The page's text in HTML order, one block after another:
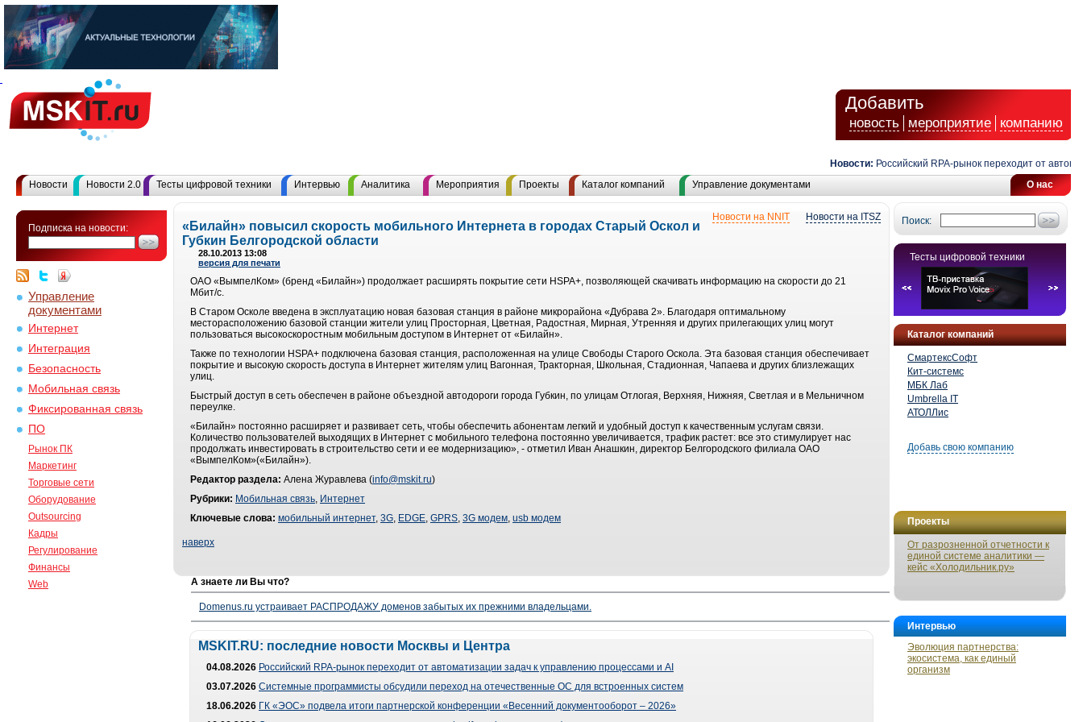
Добавить
новость мероприятие компанию
Новости: Российский RPA-рынок переходит от
О нас
Новости Новости 2.0 Тесты цифровой техники Интервью Аналитика Мероприятия Проекты Каталог компаний Управление документами
Подписка на новости:
Управление
документами
Интернет
Интеграция
Безопасность
Мобильная связь
Фиксированная связь
ПО
Рынок ПК
Маркетинг
Торговые сети
Оборудование
Outsourcing
Кадры
Регулирование
Финансы
Web
Поиск:
Тесты цифровой техники
Каталог компаний
СмартексСофт
Кит-системс
МБК Лаб
Umbrella IT
АТОЛЛис
Добавь свою компанию
Проекты
От разрозненной отчетности к
единой системе аналитики —
кейс «Холодильник.ру»
Интервью
Эволюция партнерства:
экосистема, как единый
организм
Новости на ITSZ
Новости на NNIT
«Билайн» повысил скорость мобильного Интернета в городах Старый Оскол и
Губкин Белгородской области
28.10.2013 13:08
версия для печати
ОАО «ВымпелКом» (бренд «Билайн») продолжает расширять покрытие сети HSPA+, позволяющей скачивать информацию на скорости до 21
Мбит/с.
В Старом Осколе введена в эксплуатацию новая базовая станция в районе микрорайона «Дубрава 2». Благодаря оптимальному
месторасположению базовой станции жители улиц Просторная, Цветная, Радостная, Мирная, Утренняя и других прилегающих улиц могут
пользоваться высокоскоростным мобильным доступом в Интернет от «Билайн».
Также по технологии HSPA+ подключена базовая станция, расположенная на улице Свободы Старого Оскола. Эта базовая станция обеспечивает
покрытие и высокую скорость доступа в Интернет жителям улиц Вагонная, Тракторная, Школьная, Стадионная, Чапаева и других близлежащих
улиц.
Быстрый доступ в сеть обеспечен в районе объездной автодороги города Губкин, по улицам Отлогая, Верхняя, Нижняя, Светлая и в Мельничном
переулке.
«Билайн» постоянно расширяет и развивает сеть, чтобы обеспечить абонентам легкий и удобный доступ к качественным услугам связи.
Количество пользователей выходящих в Интернет с мобильного телефона постоянно увеличивается, трафик растет: все это стимулирует нас
продолжать инвестировать в строительство сети и ее модернизацию», - отметил Иван Анашкин, директор Белгородского филиала ОАО
«ВымпелКом»(«Билайн»).
Редактор раздела: Алена Журавлева (info@mskit.ru)
Рубрики: Мобильная связь, Интернет
Ключевые слова: мобильный интернет, 3G, EDGE, GPRS, 3G модем, usb модем
наверх
А знаете ли Вы что?
Domenus.ru устраивает РАСПРОДАЖУ доменов забытых их прежними владельцами.
MSKIT.RU: последние новости Москвы и Центра
04.08.2026 Российский RPA-рынок переходит от автоматизации задач к управлению процессами и AI
03.07.2026 Системные программисты обсудили переход на отечественные ОС для встроенных систем
18.06.2026 ГК «ЭОС» подвела итоги партнерской конференции «Весенний документооборот – 2026»